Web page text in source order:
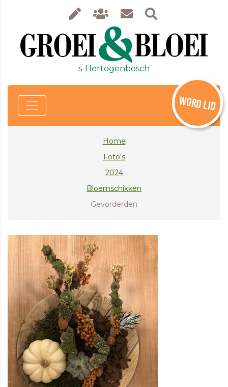
s-Hertogenbosch
WORD LID
Home
Foto's
2024
Bloemschikken
Gevorderden